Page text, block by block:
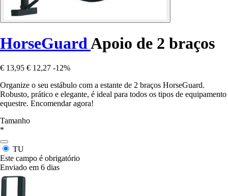
HorseGuardApoio de 2 braços
€ 13,95 € 12,27 -12%
Organize o seu estábulo com a estante de 2 braços HorseGuard.
Robusto, prático e elegante, é ideal para todos os tipos de equipamento
equestre. Encomendar agora!
Tamanho
*
TU
Este campo é obrigatório
Enviado em 6 dias